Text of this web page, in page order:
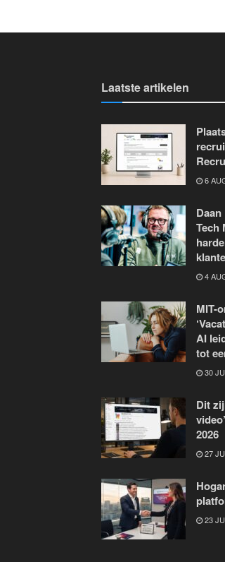
Laatste artikelen
6
Tech
4
MIT-
AI
tot
30
Dit
2026
27
23